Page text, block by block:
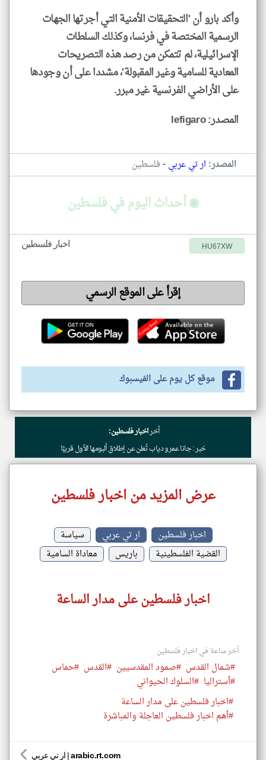
وأكد بارو أن 'التحقيقات الأمنية التي أجرتها الجهات
الرسمية المختصة في فرنسا، وكذلك السلطات
الإسرائيلية، لم تتمكن من رصد هذه التصريحات
المعادية للسامية وغير المقبولة'، مشددا على أن وجودها
على الأراضي الفرنسية غير مبرر.
المصدر: lefigaro
المصدر: ار تي عربي-فلسطين
◉ أحداث اليوم في فلسطين
اخبار فلسطين HU67XW
إقرأ على الموقع الرسمي
موقع كل يوم على الفيسبوك
أخراخبار فلسطين:
خبر : جانا عمرو دياب تُعلن عن إطلاق ألبومها الأول قريبًا
عرض المزيد من اخبار فلسطين
اخبار فلسطين ار تي عربي
سياسة
القضية الفلسطينية
باريس معاداة السامية
اخبار فلسطين على مدار الساعة
أخر ساعة في اخبار فلسطين
#شمال القدس #صمود المقدسيين #القدس #حماس
#أستراليا #السلوك الحيواني
#اخبار فلسطين على مدار الساعة
#أهم اخبار فلسطين العاجلة والمباشرة
ار تي عربي |arabic.rt.com